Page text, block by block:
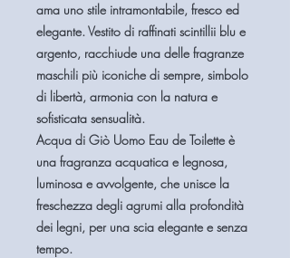
ama uno stile intramontabile, fresco ed
elegante. Vestito di raffinati scintillii blu e
argento, racchiude una delle fragranze
maschili più iconiche di sempre, simbolo
di libertà, armonia con la natura e
sofisticata sensualità.
Acqua di Giò Uomo Eau de Toilette è
una fragranza acquatica e legnosa,
luminosa e avvolgente, che unisce la
freschezza degli agrumi alla profondità
dei legni, per una scia elegante e senza
tempo.